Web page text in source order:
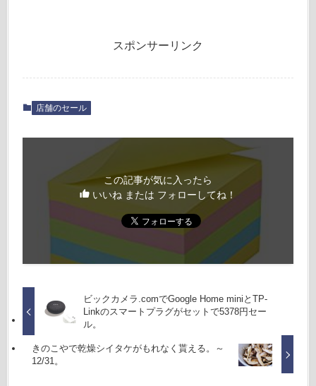
スポンサーリンク
店舗のセール
この記事が気に入ったら
いいね または フォローしてね！
ビックカメラ.comでGoogle Home miniとTP-
Linkのスマートプラグがセットで5378円セー
ル。
きのこやで乾燥シイタケがもれなく貰える。～
12/31。